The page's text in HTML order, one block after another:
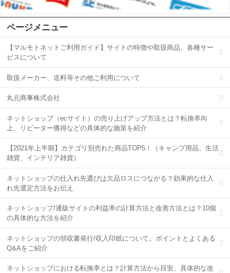
ページメニュー
【マルモトネットご利用ガイド】サイトの特徴や取扱商品、各種サー
ビスについて
取扱メーカー、送料等その他ご利用について
丸元商事株式会社
ネットショップ（ecサイト）の売り上げアップ方法とは？転換率向
上、リピーター獲得などの具体的な施策を紹介
【2021年上半期】カテゴリ別売れた商品TOP5！（キャンプ用品、生活
雑貨、インテリア雑貨）
ネットショップの仕入れ先選びは欠品ロスにつながる？効果的な仕入
れ先選定方法をお伝え
ネットショップ/通販サイトの利益率の計算方法と改善方法とは？10個
の具体的な方法を紹介
ネットショップの領収書発行/収入印紙について。ポイントとよくある
Q&Aをご紹介
ネットショップにおける転換率とは？計算方法から目安、具体的な改